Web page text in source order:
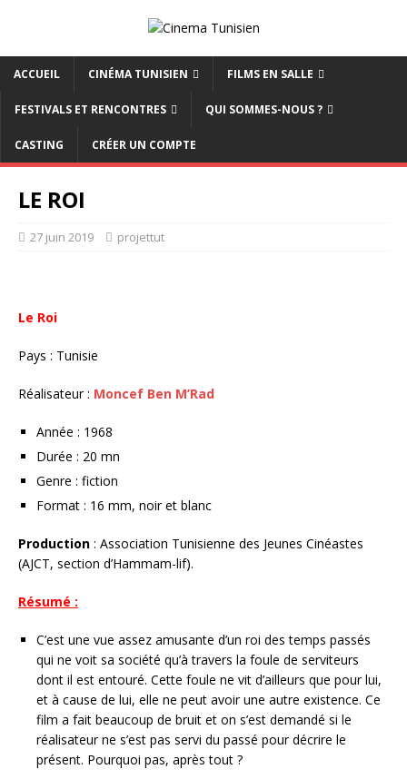
ACCUEIL CINÉMA TUNISIEN FILMS EN SALLE
FESTIVALS ET RENCONTRES QUI SOMMES-NOUS ?
CASTING CRÉER UN COMPTE
LE ROI
27 juin 2019 projettut
Le Roi
Pays : Tunisie
Réalisateur : Moncef Ben M’Rad
Année : 1968
Durée : 20 mn
Genre : fiction
Format : 16 mm, noir et blanc
Production : Association Tunisienne des Jeunes Cinéastes
(AJCT, section d’Hammam-lif).
Résumé :
C’est une vue assez amusante d’un roi des temps passés
qui ne voit sa société qu’à travers la foule de serviteurs
dont il est entouré. Cette foule ne vit d’ailleurs que pour lui,
et à cause de lui, elle ne peut avoir une autre existence. Ce
film a fait beaucoup de bruit et on s’est demandé si le
réalisateur ne s’est pas servi du passé pour décrire le
présent. Pourquoi pas, après tout ?